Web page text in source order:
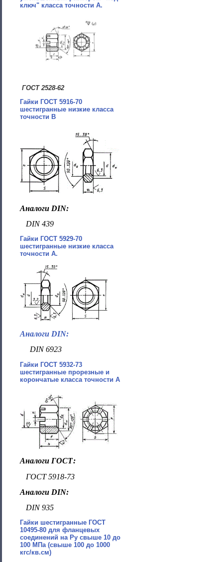
ключ" класса точности А.
ГОСТ 2528-62
Гайки ГОСТ 5916-70
шестигранные низкие класса
точности В
Аналоги DIN:
DIN 439
Гайки ГОСТ 5929-70
шестигранные низкие класса
точности А.
Аналоги DIN:
DIN 6923
Гайки ГОСТ 5932-73
шестигранные прорезные и
корончатые класса точности А
Аналоги ГОСТ:
ГОСТ 5918-73
Аналоги DIN:
DIN 935
Гайки шестигранные ГОСТ
10495-80 для фланцевых
соединений на Ру свыше 10 до
100 МПа (свыше 100 до 1000
кгс/кв.см)